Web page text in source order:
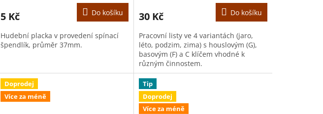
5 Kč Do košíku
Hudební placka v provedení spínací
špendlík, průměr 37mm.
30 Kč Do košíku
Pracovní listy ve 4 variantách (jaro,
léto, podzim, zima) s houslovým (G),
basovým (F) a C klíčem vhodné k
různým činnostem.
Doprodej
Více za méně
Tip
Doprodej
Více za méně